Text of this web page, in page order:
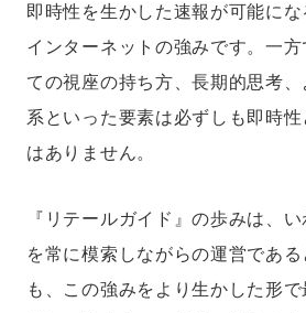
即時性を生かした速報が可能にな
インターネットの強みです。一
ての視座の持ち方、長期的思考
系といった要素は必ずしも即時
はありません。
『リテールガイド』の歩みは、
を常に模索しながらの運営であ
も、この強みをより生かした形